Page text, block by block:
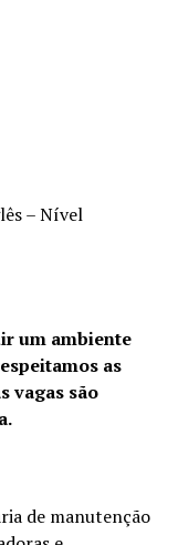
– Nível
um ambiente
as
vagas são
de manutenção